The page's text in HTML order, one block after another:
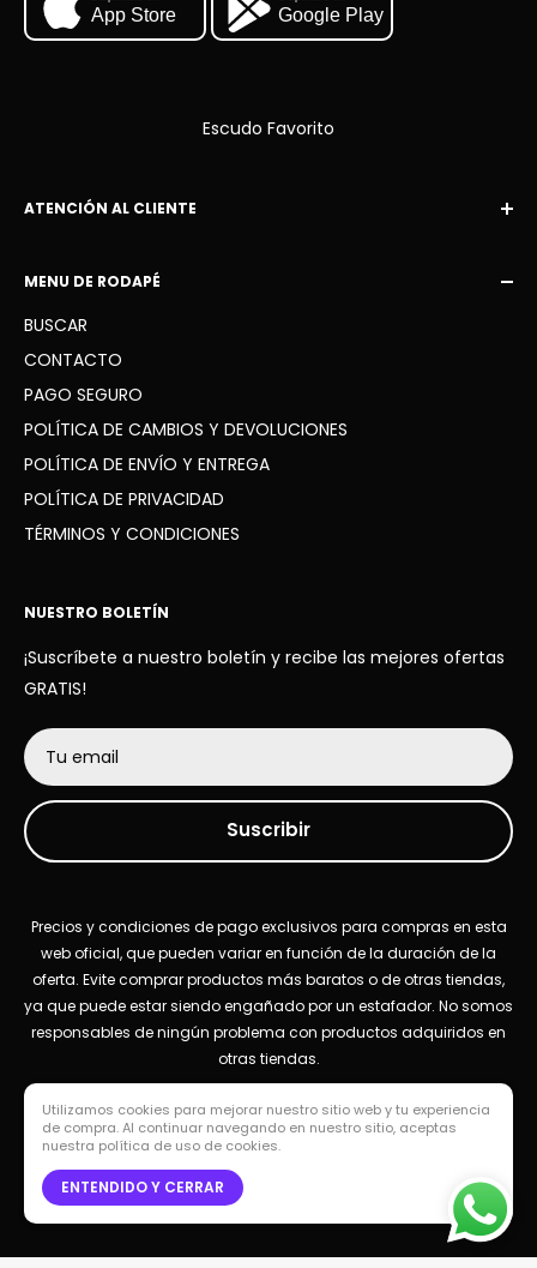
App Store Google Play
Escudo Favorito
ATENCIÓN AL CLIENTE
WhatsApp: +34 936 41 91 63
MENU DE RODAPÉ
BUSCAR
CONTACTO
PAGO SEGURO
POLÍTICA DE CAMBIOS Y DEVOLUCIONES
POLÍTICA DE ENVÍO Y ENTREGA
POLÍTICA DE PRIVACIDAD
TÉRMINOS Y CONDICIONES
NUESTRO BOLETÍN
¡Suscríbete a nuestro boletín y recibe las mejores ofertas
GRATIS!
Tu email
Suscribir
Precios y condiciones de pago exclusivos para compras en esta
web oficial, que pueden variar en función de la duración de la
oferta. Evite comprar productos más baratos o de otras tiendas,
ya que puede estar siendo engañado por un estafador. No somos
responsables de ningún problema con productos adquiridos en
otras tiendas.
© Escudo Favorito
Utilizamos cookies para mejorar nuestro sitio web y tu experiencia
de compra. Al continuar navegando en nuestro sitio, aceptas
nuestra política de uso de cookies.
ENTENDIDO Y CERRAR